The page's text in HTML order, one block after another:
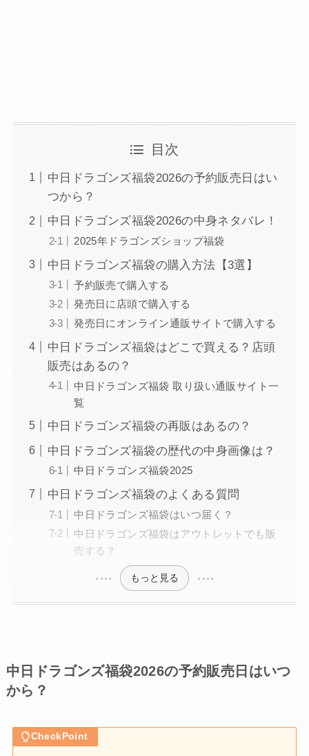
目次
中日ドラゴンズ福袋2026の予約販売日はい
つから？
中日ドラゴンズ福袋2026の中身ネタバレ！
2025年ドラゴンズショップ福袋
中日ドラゴンズ福袋の購入方法【3選】
予約販売で購入する
発売日に店頭で購入する
発売日にオンライン通販サイトで購入する
中日ドラゴンズ福袋はどこで買える？店頭
販売はあるの？
中日ドラゴンズ福袋 取り扱い通販サイト一
覧
中日ドラゴンズ福袋の再販はあるの？
中日ドラゴンズ福袋の歴代の中身画像は？
中日ドラゴンズ福袋2025
中日ドラゴンズ福袋のよくある質問
中日ドラゴンズ福袋はいつ届く？
中日ドラゴンズ福袋はアウトレットでも販
売する？
もっと見る
中日ドラゴンズ福袋2026の予約販売日はいつ
から？
CheckPoint